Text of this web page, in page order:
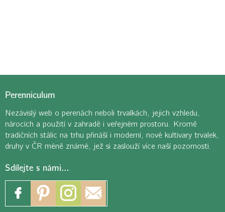
Perenniculum
Nezávislý web o perenách neboli trvalkách, jejich vzhledu,
nárocích a použití v zahradě i veřejném prostoru. Kromě
tradičních stálic na trhu přináší i moderní, nové kultivary trvalek,
druhy v ČR méně známé, jež si zaslouží více naší pozornosti.
Sdílejte s námi…